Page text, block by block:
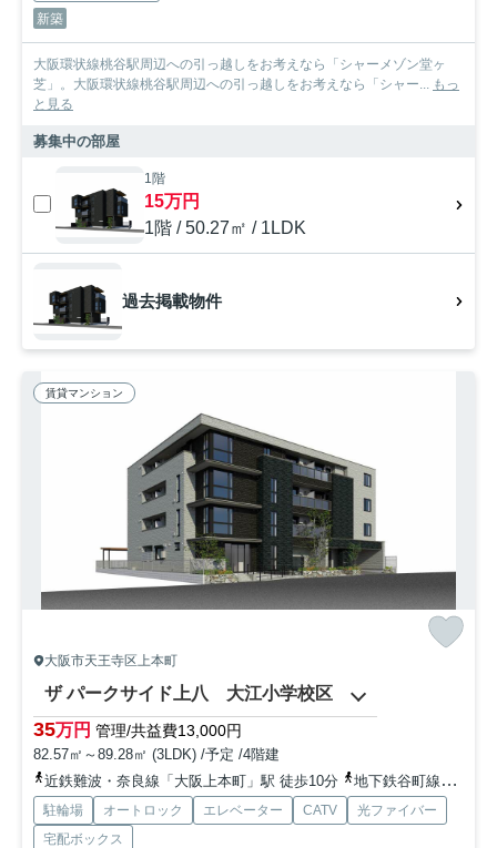
新築
大阪環状線桃谷駅周辺への引っ越しをお考えなら「シャーメゾン堂ヶ
芝」。大阪環状線桃谷駅周辺への引っ越しをお考えなら「シャー... もっ
と見る
募集中の部屋
1階
15万円
1階 / 50.27㎡ / 1LDK
過去掲載物件
賃貸マンション
大阪市天王寺区上本町
ザ パークサイド上八 大江小学校区
35万円 管理/共益費13,000円
82.57㎡～89.28㎡ (3LDK) /予定 /4階建
近鉄難波・奈良線「大阪上本町」駅 徒歩10分
地下鉄谷町線「谷町九丁目」駅 徒歩13分
駐輪場 オートロック エレベーター CATV
光ファイバー
宅配ボックス